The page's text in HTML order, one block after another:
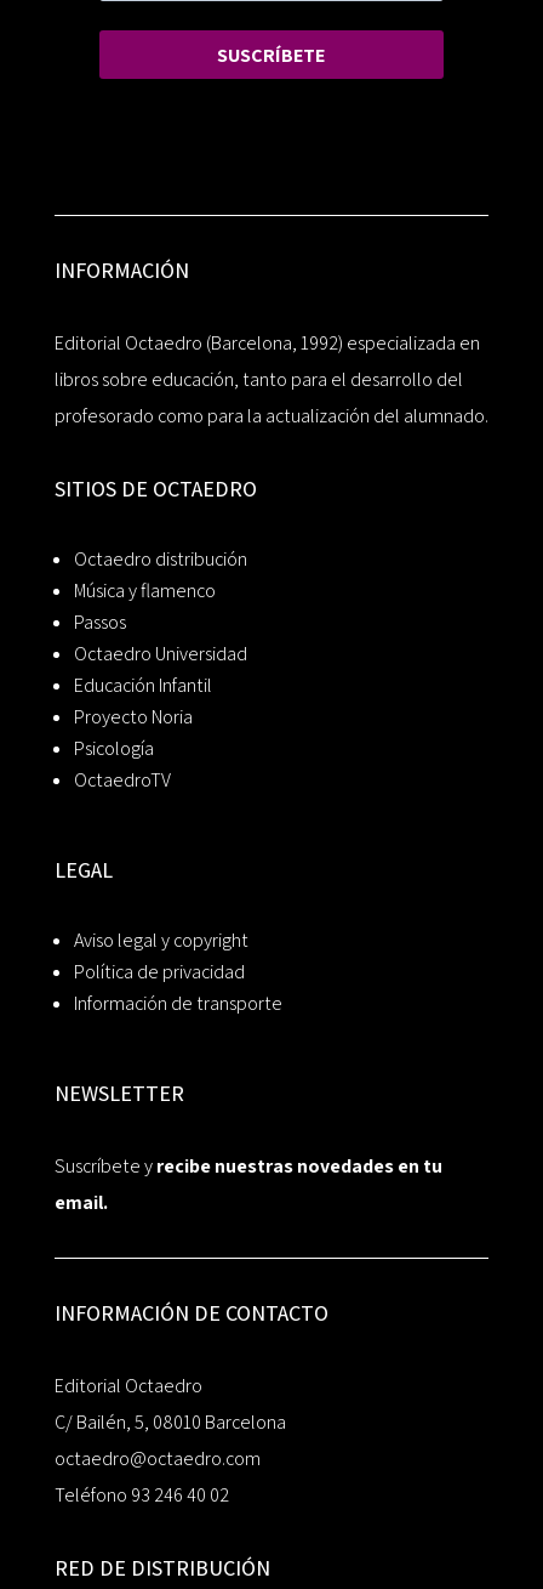
SUSCRÍBETE
INFORMACIÓN
Editorial Octaedro (Barcelona, 1992) especializada en
libros sobre educación, tanto para el desarrollo del
profesorado como para la actualización del alumnado.
SITIOS DE OCTAEDRO
Octaedro distribución
Música y flamenco
Passos
Octaedro Universidad
Educación Infantil
Proyecto Noria
Psicología
OctaedroTV
LEGAL
Aviso legal y copyright
Política de privacidad
Información de transporte
NEWSLETTER
Suscríbete yrecibe nuestras novedades en tu
email.
INFORMACIÓN DE CONTACTO
Editorial Octaedro
C/ Bailén, 5, 08010 Barcelona
octaedro@octaedro.com
Teléfono 93 246 40 02
RED DE DISTRIBUCIÓN